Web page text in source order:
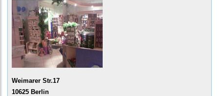
Weimarer Str.17
10625 Berlin